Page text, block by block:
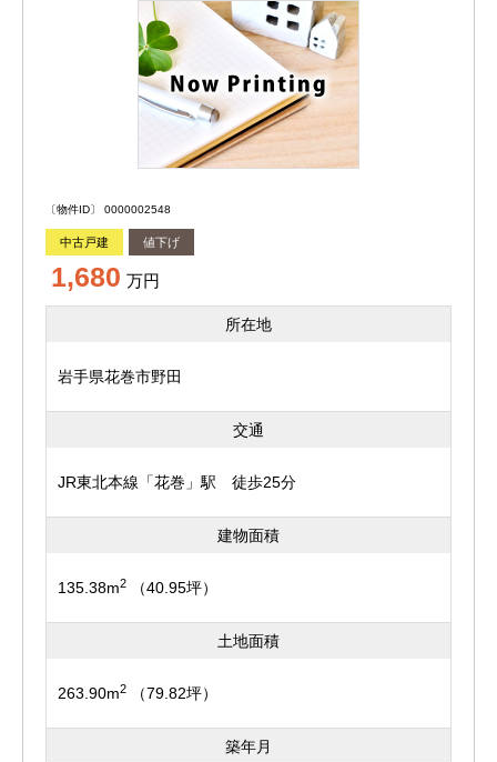
〔物件ID〕 0000002548
中古戸建 値下げ
1,680 万円
所在地
岩手県花巻市野田
交通
JR東北本線「花巻」駅 徒歩25分
建物面積
135.38m2 （40.95坪）
土地面積
263.90m2 （79.82坪）
築年月